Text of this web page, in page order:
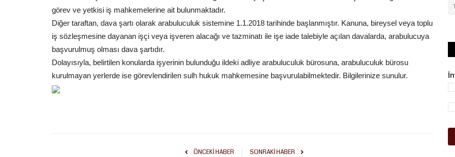
görev ve yetkisi iş mahkemelerine ait bulunmaktadır.
Diğer taraftan, dava şartı olarak arabuluculuk sistemine 1.1.2018 tarihinde başlanmıştır. Kanuna, bireysel veya toplu
iş sözleşmesine dayanan işçi veya işveren alacağı ve tazminatı ile işe iade talebiyle açılan davalarda, arabulucuya
başvurulmuş olması dava şartıdır.
Dolayısıyla, belirtilen konularda işyerinin bulunduğu ildeki adliye arabuluculuk bürosuna, arabuluculuk bürosu
kurulmayan yerlerde ise görevlendirilen sulh hukuk mahkemesine başvurulabilmektedir. Bilgilerinize sunulur.
ÖNCEKI HABER SONRAKI HABER